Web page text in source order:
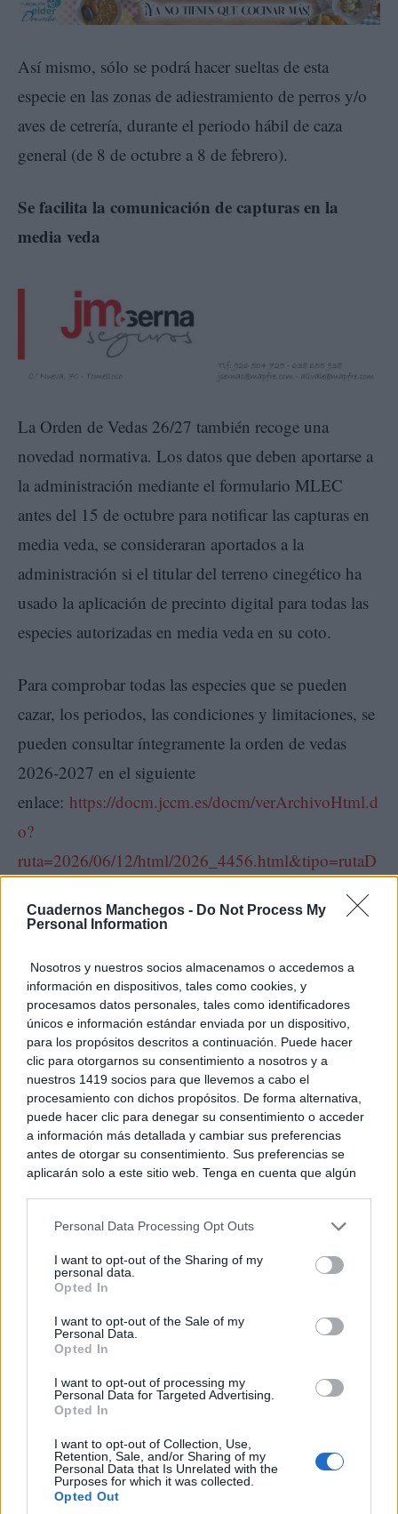
Cuadernos Manchegos - Do Not Process My
Personal Information
Nosotros y nuestros socios almacenamos o accedemos a
información en dispositivos, tales como cookies, y
procesamos datos personales, tales como identificadores
únicos e información estándar enviada por un dispositivo,
para los propósitos descritos a continuación. Puede hacer
clic para otorgarnos su consentimiento a nosotros y a
nuestros 1419 socios para que llevemos a cabo el
procesamiento con dichos propósitos. De forma alternativa,
puede hacer clic para denegar su consentimiento o acceder
a información más detallada y cambiar sus preferencias
antes de otorgar su consentimiento. Sus preferencias se
aplicarán solo a este sitio web. Tenga en cuenta que algún
rechazar tal procesamiento. Puede cambiar sus preferencias
a este sitio y haciendo clic en el botón "Privacidad" en la
parte inferior de la página web.
Please note that this website/app uses one or more Google
services and may gather and store information including but
not limited to your visit or usage behaviour. You may click to
use your data for below specified purposes in below Google
consent section.
Personal Data Processing Opt Outs
I want to opt-out of the Sharing of my
personal data.
Opted In
I want to opt-out of the Sale of my
Personal Data.
Opted In
I want to opt-out of processing my
Personal Data for Targeted Advertising.
Opted In
I want to opt-out of Collection, Use,
Retention, Sale, and/or Sharing of my
Personal Data that Is Unrelated with the
Purposes for which it was collected.
Opted Out
Así mismo, sólo se podrá hacer sueltas de esta
especie en las zonas de adiestramiento de perros y/o
aves de cetrería, durante el periodo hábil de caza
general (de 8 de octubre a 8 de febrero).
Se facilita la comunicación de capturas en la
media veda
La Orden de Vedas 26/27 también recoge una
novedad normativa. Los datos que deben aportarse a
la administración mediante el formulario MLEC
antes del 15 de octubre para notificar las capturas en
media veda, se consideraran aportados a la
administración si el titular del terreno cinegético ha
usado la aplicación de precinto digital para todas las
especies autorizadas en media veda en su coto.
Para comprobar todas las especies que se pueden
cazar, los periodos, las condiciones y limitaciones, se
pueden consultar íntegramente la orden de vedas
2026-2027 en el siguiente
enlace: https://docm.jccm.es/docm/verArchivoHtml.d
o?
ruta=2026/06/12/html/2026_4456.html&tipo=rutaD
TE RECOMENDAMOS
Corepunk MMORPG